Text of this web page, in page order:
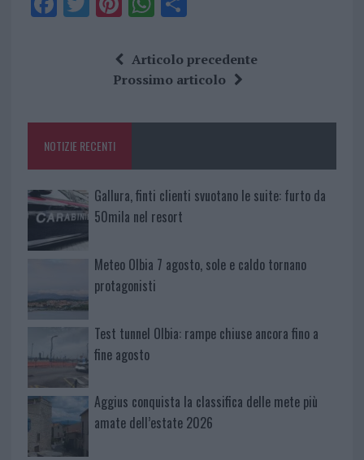
o
k
te
re
at
s
p
a
re
Articolo precedente
Prossimo articolo
NOTIZIE RECENTI
Gallura, finti clienti svuotano le suite: furto da
50mila nel resort
Meteo Olbia 7 agosto, sole e caldo tornano
protagonisti
Test tunnel Olbia: rampe chiuse ancora fino a
fine agosto
Aggius conquista la classifica delle mete più
amate dell’estate 2026